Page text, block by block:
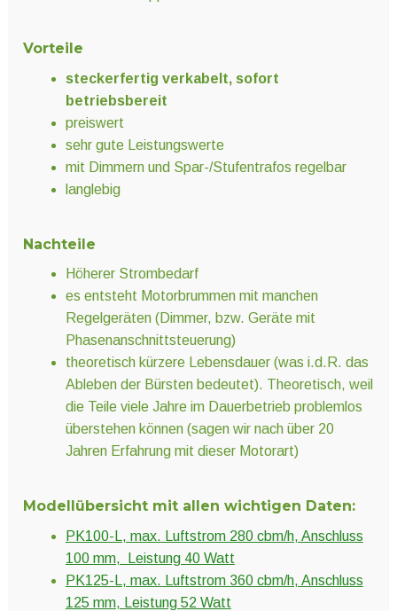
Vorteile
steckerfertig verkabelt, sofort
betriebsbereit
preiswert
sehr gute Leistungswerte
mit Dimmern und Spar-/Stufentrafos regelbar
langlebig
Nachteile
Höherer Strombedarf
es entsteht Motorbrummen mit manchen
Regelgeräten (Dimmer, bzw. Geräte mit
Phasenanschnittsteuerung)
theoretisch kürzere Lebensdauer (was i.d.R. das
Ableben der Bürsten bedeutet). Theoretisch, weil
die Teile viele Jahre im Dauerbetrieb problemlos
überstehen können (sagen wir nach über 20
Jahren Erfahrung mit dieser Motorart)
Modellübersicht mit allen wichtigen Daten:
PK100-L, max. Luftstrom 280 cbm/h, Anschluss
100 mm, Leistung 40 Watt
PK125-L, max. Luftstrom 360 cbm/h, Anschluss
125 mm, Leistung 52 Watt